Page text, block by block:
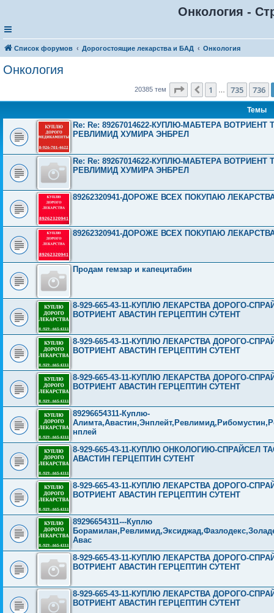
Онкология -
Список форумов Дорогостоящие лекарства и БАД Онкология
Онкология
20385 тем Страница 737из 816
Пред.
1 735 736
Темы
Re: Re: 89267014622-КУПЛЮ-МАБТЕРА
РЕВЛИМИД ХУМИРА ЭНБРЕЛ
Re: Re: 89267014622-КУПЛЮ-МАБТЕРА
РЕВЛИМИД ХУМИРА ЭНБРЕЛ
89262320941-ДОРОЖЕ ВСЕХ ПОКУПАЮ
89262320941-ДОРОЖЕ ВСЕХ ПОКУПАЮ
Продам гемзар и капецитабин
8-929-665-43-11-КУПЛЮ ЛЕКАРСТВА ДОРОГО-
ВОТРИЕНТ АВАСТИН ГЕРЦЕПТИН СУТЕНТ
8-929-665-43-11-КУПЛЮ ЛЕКАРСТВА ДОРОГО-
ВОТРИЕНТ АВАСТИН ГЕРЦЕПТИН СУТЕНТ
8-929-665-43-11-КУПЛЮ ЛЕКАРСТВА ДОРОГО-
ВОТРИЕНТ АВАСТИН ГЕРЦЕПТИН СУТЕНТ
89296654311-Куплю-
нплей
8-929-665-43-11-КУПЛЮ ОНКОЛОГИЮ-СПРАЙСЕЛ
АВАСТИН ГЕРЦЕПТИН СУТЕНТ
8-929-665-43-11-КУПЛЮ ЛЕКАРСТВА ДОРОГО-
ВОТРИЕНТ АВАСТИН ГЕРЦЕПТИН СУТЕНТ
89296654311---Куплю
Авас
8-929-665-43-11-КУПЛЮ ЛЕКАРСТВА ДОРОГО-
ВОТРИЕНТ АВАСТИН ГЕРЦЕПТИН СУТЕНТ
8-929-665-43-11-КУПЛЮ ЛЕКАРСТВА ДОРОГО-
ВОТРИЕНТ АВАСТИН ГЕРЦЕПТИН СУТЕНТ